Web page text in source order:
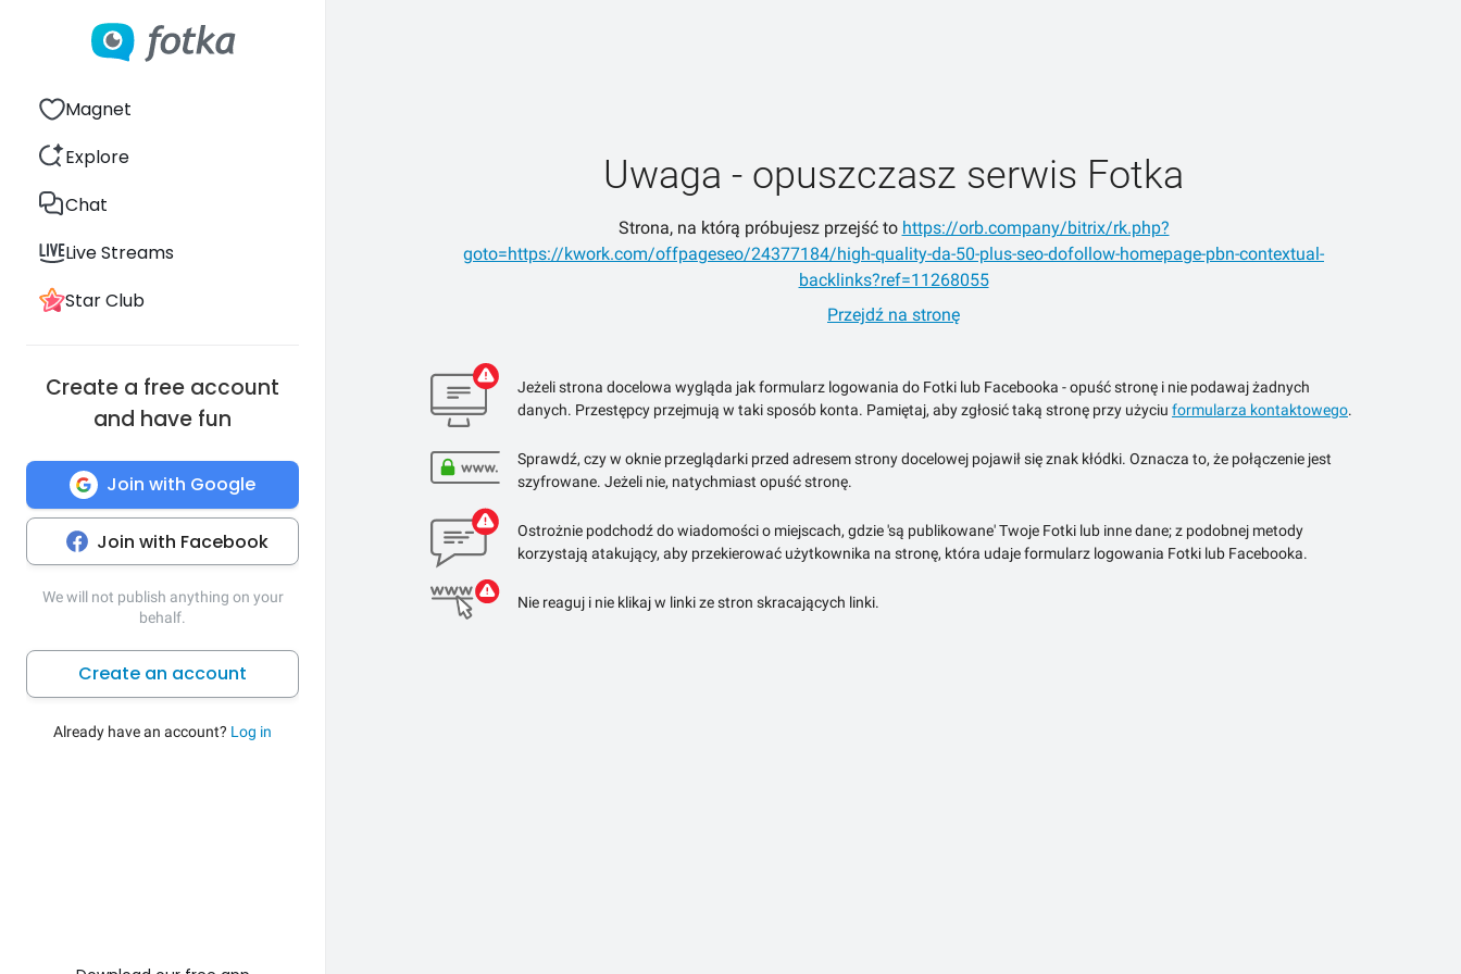
Magnet
Explore
Chat
Live Streams
Star Club
Create a free account
and have fun
Join with Google
Join with Facebook
We will not publish anything on your
behalf.
Create an account
Already have an account? Log in
Uwaga - opuszczasz serwis Fotka
Strona, na którą próbujesz przejść to https://orb.company/bitrix/rk.php?
goto=https://kwork.com/offpageseo/24377184/high-quality-da-50-plus-seo-dofollow-homepage-pbn-contextual-
backlinks?ref=11268055
Przejdź na stronę
Jeżeli strona docelowa wygląda jak formularz logowania do Fotki lub Facebooka - opuść stronę i nie podawaj żadnych
danych. Przestępcy przejmują w taki sposób konta. Pamiętaj, aby zgłosić taką stronę przy użyciu formularza kontaktowego.
Sprawdź, czy w oknie przeglądarki przed adresem strony docelowej pojawił się znak kłódki. Oznacza to, że połączenie jest
szyfrowane. Jeżeli nie, natychmiast opuść stronę.
Ostrożnie podchodź do wiadomości o miejscach, gdzie 'są publikowane' Twoje Fotki lub inne dane; z podobnej metody
korzystają atakujący, aby przekierować użytkownika na stronę, która udaje formularz logowania Fotki lub Facebooka.
Nie reaguj i nie klikaj w linki ze stron skracających linki.